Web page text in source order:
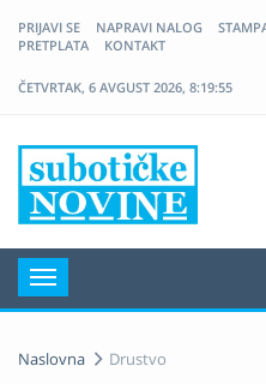
PRIJAVI SE NAPRAVI NALOG
PRETPLATA
KONTAKT
ČETVRTAK, 6 AVGUST 2026, 8:19:55
Navigacija
Naslovna Drustvo